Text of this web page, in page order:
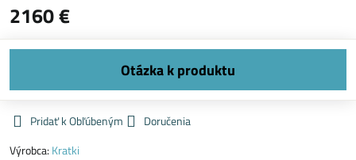
2160 €
Pridať k Obľúbeným
Doručenia
Výrobca: Kratki